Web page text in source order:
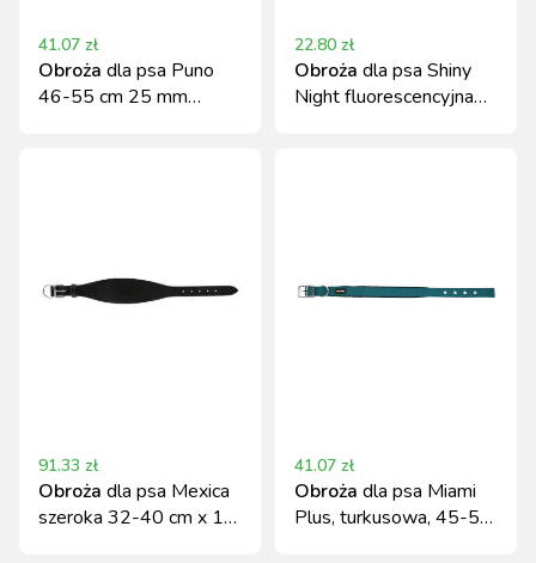
41.07 zł
Obroża dla psa Puno
46-55 cm 25 mm
22.80 zł
Obroża dla psa Shiny
Night fluorescencyjna
91.33 zł
Obroża dla psa Mexica
szeroka 32-40 cm x 15
41.07 zł
Obroża dla psa Miami
Plus, turkusowa, 45-53